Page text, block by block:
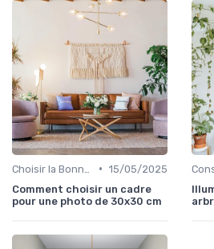
• 15/05/2025
Comment choisir un cadre
pour une photo de 30x30 cm